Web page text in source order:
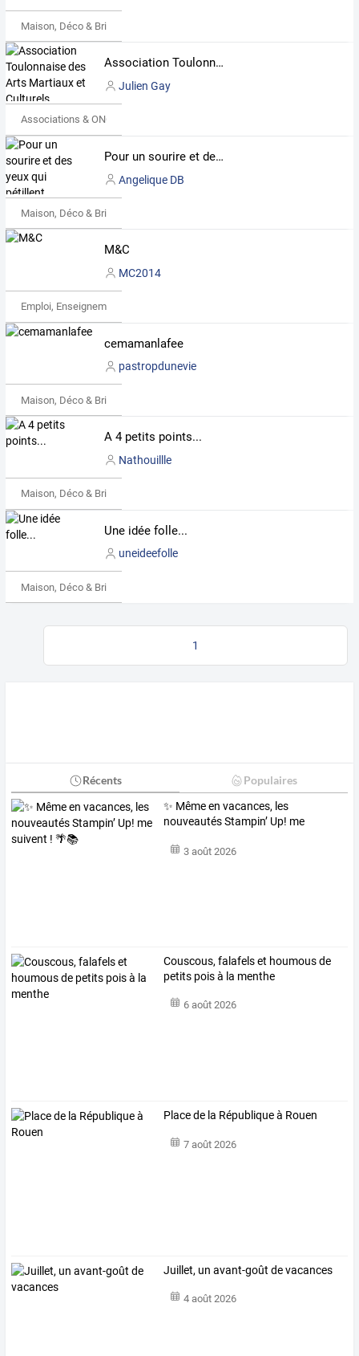
Maison, Déco & Bricolage
Association Toulonnaise des Arts Martiaux et Culturels Asiatiques ( ATAMCA )
Julien Gay
Associations & ONG
Pour un sourire et des yeux qui pétillent...
Angelique DB
Maison, Déco & Bricolage
M&C
MC2014
Emploi, Enseignement & Etudes
cemamanlafee
pastropdunevie
Maison, Déco & Bricolage
A 4 petits points...
Nathouillle
Maison, Déco & Bricolage
Une idée folle...
uneideefolle
Maison, Déco & Bricolage
1
Récents Populaires
✨ Même en vacances, les
nouveautés Stampin’ Up! me
3 août 2026
Couscous, falafels et houmous de
petits pois à la menthe
6 août 2026
Place de la République à Rouen
7 août 2026
Juillet, un avant-goût de vacances
4 août 2026